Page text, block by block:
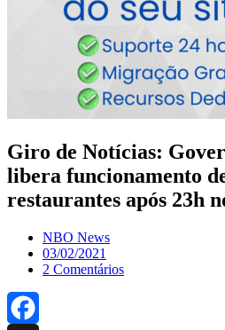
Giro de Notícias:
libera funcionamento
restaurantes após 23h
NBO News
03/02/2021
2 Comentários